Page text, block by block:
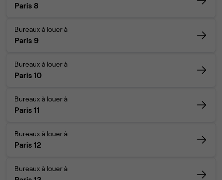
Paris 8
Bureaux à louer à
Paris 9
Bureaux à louer à
Paris 10
Bureaux à louer à
Paris 11
Bureaux à louer à
Paris 12
Bureaux à louer à